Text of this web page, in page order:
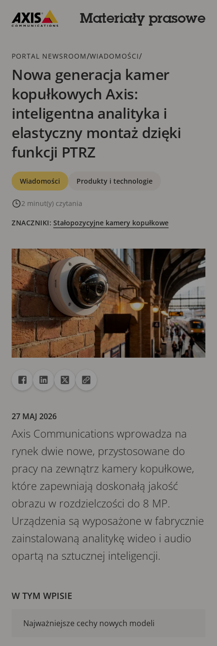
głównej
Materiały prasowe
Dodatek
PORTAL NEWSROOM/WIADOMOŚCI/
Nowa generacja kamer
kopułkowych Axis:
inteligentna analityka i
elastyczny montaż dzięki
funkcji PTRZ
Kategorie
Wiadomości Produkty i technologie
2 minut(y) czytania
ZNACZNIKI: Stałopozycyjne kamery kopułkowe
Udostępnij
Udostępnij na Facebook
Udostępnij na Linkedin
Udostępnij na X
Skopiuj adres URL do schowka
27 MAJ 2026
Axis Communications wprowadza na
rynek dwie nowe, przystosowane do
pracy na zewnątrz kamery kopułkowe,
które zapewniają doskonałą jakość
obrazu w rozdzielczości do 8 MP.
Urządzenia są wyposażone w fabrycznie
zainstalowaną analitykę wideo i audio
opartą na sztucznej inteligencji.
W TYM WPISIE
Najważniejsze cechy nowych modeli